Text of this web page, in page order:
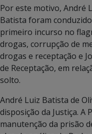
Por este motivo, André
Batista foram
primeiro incurso no
drogas, corrupção de
drogas e receptação e
de Receptação, em
solto.
André Luiz Batista de
disposição da Justiça. A
manutenção da prisão